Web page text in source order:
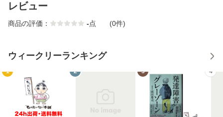
レビュー
商品の評価： -点 (0件)
ウィークリーランキング
1 2 3 4